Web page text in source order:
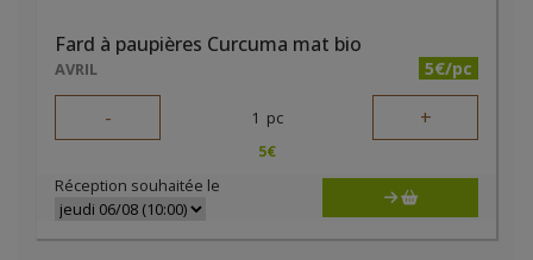
Fard à paupières Curcuma mat bio
AVRIL 5€/pc
- 1 pc +
5€
Réception souhaitée le